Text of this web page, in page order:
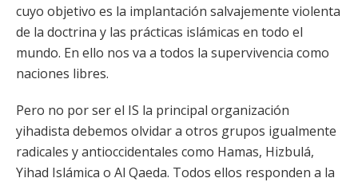
cuyo objetivo es la implantación salvajemente violenta
de la doctrina y las prácticas islámicas en todo el
mundo. En ello nos va a todos la supervivencia como
naciones libres.
Pero no por ser el IS la principal organización
yihadista debemos olvidar a otros grupos igualmente
radicales y antioccidentales como Hamas, Hizbulá,
Yihad Islámica o Al Qaeda. Todos ellos responden a la